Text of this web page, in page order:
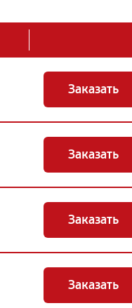
Заказать
Заказать
Заказать
Заказать